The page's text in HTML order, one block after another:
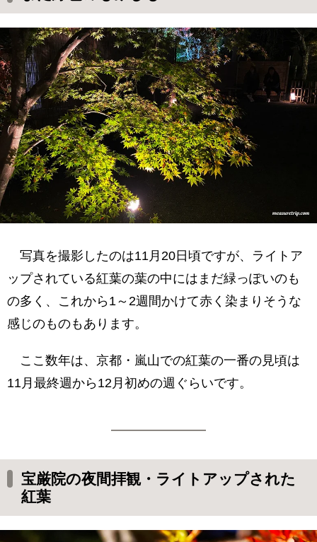
写真を撮影したのは11月20日頃ですが、ライトア
ップされている紅葉の葉の中にはまだ緑っぽいのも
の多く、これから1～2週間かけて赤く染まりそうな
感じのものもあります。
ここ数年は、京都・嵐山での紅葉の一番の見頃は
11月最終週から12月初めの週ぐらいです。
宝厳院の夜間拝観・ライトアップされた
紅葉